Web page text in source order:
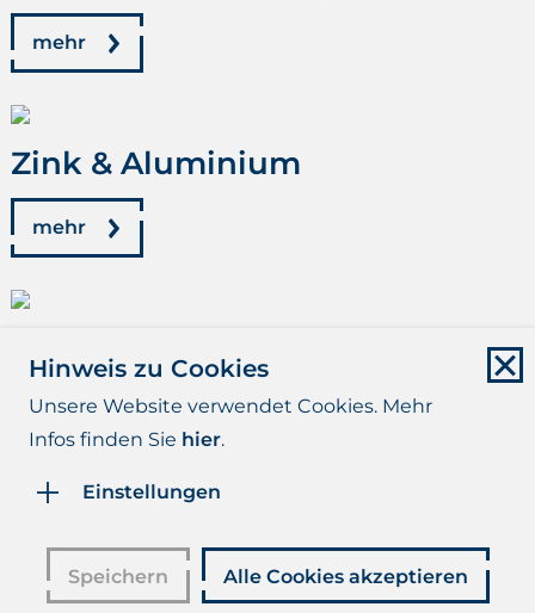
mehr
Zink & Aluminium
mehr
Beratung & Kontakt
mehr
Impressum Datenschutz
AGB/AVLB
© 2026 MEGA GOSSAU AG - all rights reserved
Hinweis zu Cookies
Unsere Website verwendet Cookies. Mehr
Infos finden Sie hier.
Einstellungen
Speichern Alle Cookies akzeptieren